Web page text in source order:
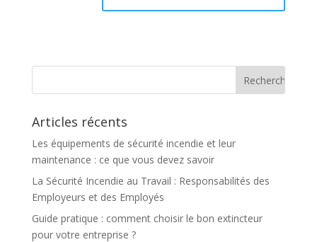
Articles récents
Les équipements de sécurité incendie et leur
maintenance : ce que vous devez savoir
La Sécurité Incendie au Travail : Responsabilités des
Employeurs et des Employés
Guide pratique : comment choisir le bon extincteur
pour votre entreprise ?